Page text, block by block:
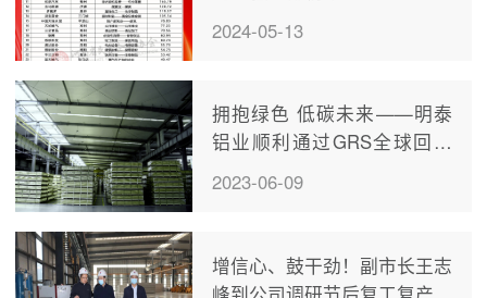
2024-05-13
拥抱绿色 低碳未来——明泰
铝业顺利通过GRS全球回收
标准4.0认证
2023-06-09
增信心、鼓干劲！副市长王志